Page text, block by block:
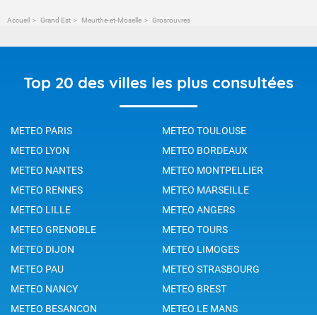
Accueil Grand Est Meurthe-et-Moselle Grosrouvres
Top 20 des villes les plus consultées
METEO PARIS
METEO TOULOUSE
METEO LYON
METEO BORDEAUX
METEO NANTES
METEO MONTPELLIER
METEO RENNES
METEO MARSEILLE
METEO LILLE
METEO ANGERS
METEO GRENOBLE
METEO TOURS
METEO DIJON
METEO LIMOGES
METEO PAU
METEO STRASBOURG
METEO NANCY
METEO BREST
METEO BESANCON
METEO LE MANS